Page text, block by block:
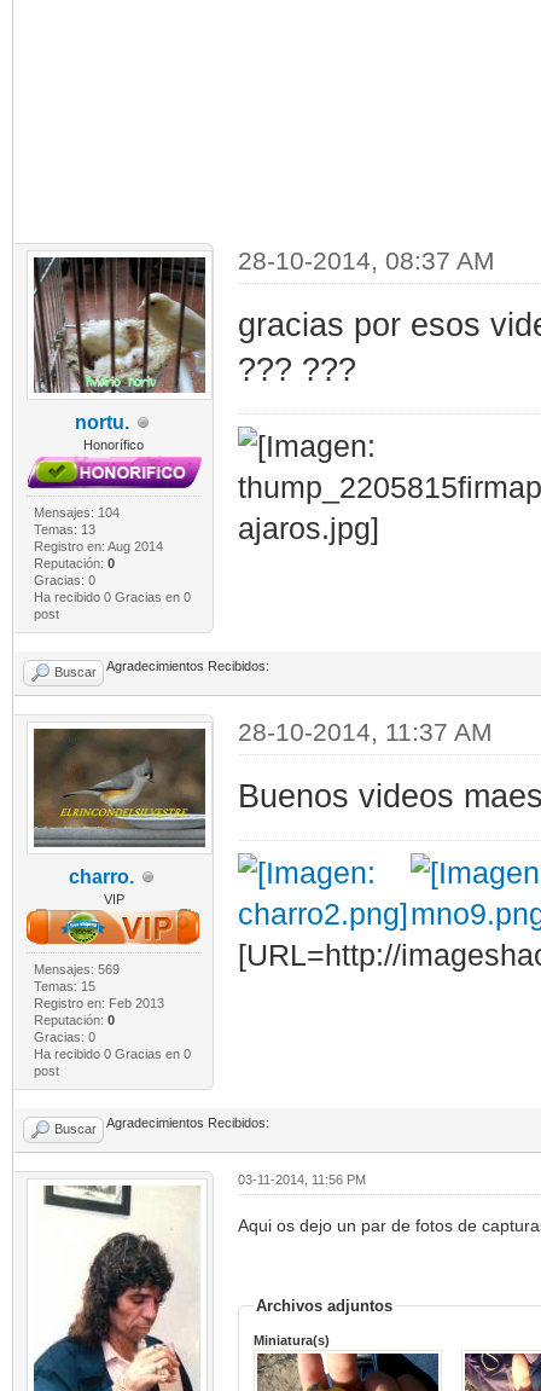
nortu.
Honorífico
Mensajes: 104
Temas: 13
Registro en: Aug 2014
Reputación: 0
Gracias: 0
Ha recibido 0 Gracias en 0
post
28-10-2014, 08:37 AM
gracias por esos
??? ???
Buscar Agradecimientos Recibidos:
charro.
VIP
Mensajes: 569
Temas: 15
Registro en: Feb 2013
Reputación: 0
Gracias: 0
Ha recibido 0 Gracias en 0
post
28-10-2014, 11:37 AM
Buenos videos
[URL=http://
Buscar Agradecimientos Recibidos:
03-11-2014, 11:56 PM
Aqui os dejo un par de fotos de
Archivos adjuntos
Miniatura(s)